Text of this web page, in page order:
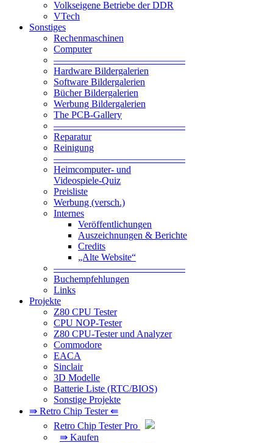
Volkseigene Betriebe der DDR
VTech
Sonstiges
Rechenmaschinen
Computer
—————————————–
Hardware Bildergalerien
Software Bildergalerien
Bücher Bildergalerien
Werbung Bildergalerien
The PCB-Gallery
—————————————–
Reparatur
Reinigung
—————————————–
Heimcomputer- und
Videospiele-Quiz
Preisliste
Werbung (versch.)
Internes
Veröffentlichungen
Auszeichnungen & Berichte
Credits
„Alte Website“
—————————————–
Buchempfehlungen
Links
Projekte
Z80 CPU Tester
CPU NOP-Tester
Z80 CPU-Tester und Analyzer
Commodore
EACA
Sinclair
3D Modelle
Batterie Liste (RTC/BIOS)
Sonstige Projekte
⇛ Retro Chip Tester ⇚
Retro Chip Tester Pro
⇛ Kaufen